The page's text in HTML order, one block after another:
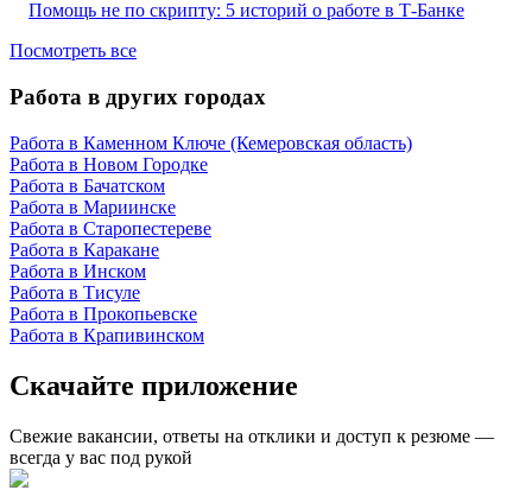
Помощь не по скрипту: 5 историй о работе в Т-Банке
Посмотреть все
Работа в других городах
Работа в Каменном Ключе (Кемеровская область)
Работа в Новом Городке
Работа в Бачатском
Работа в Мариинске
Работа в Старопестереве
Работа в Каракане
Работа в Инском
Работа в Тисуле
Работа в Прокопьевске
Работа в Крапивинском
Скачайте приложение
Свежие вакансии, ответы на отклики и доступ к резюме —
всегда у вас под рукой